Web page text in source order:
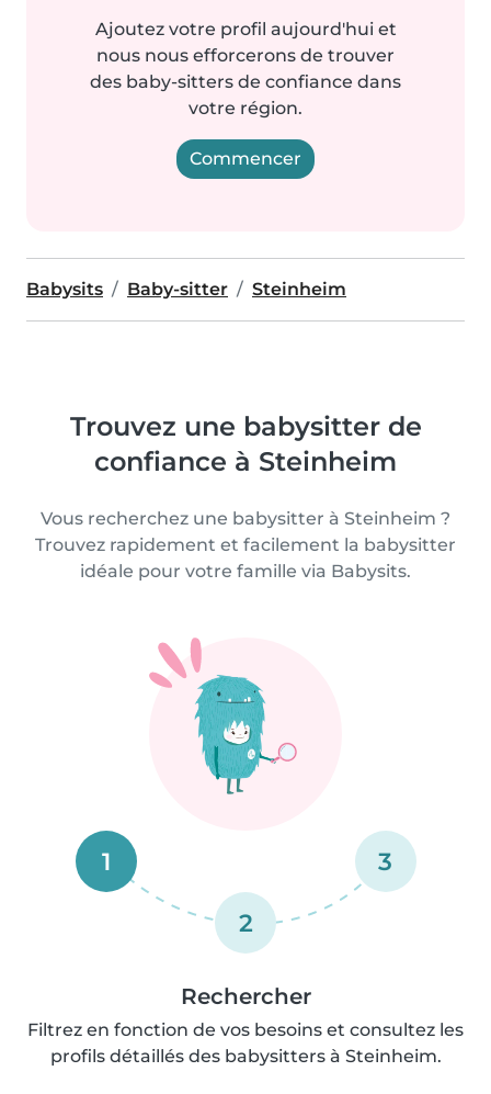
Ajoutez votre profil aujourd'hui et
nous nous efforcerons de trouver
des baby-sitters de confiance dans
votre région.
Commencer
Babysits Baby-sitter Steinheim
Trouvez une babysitter de
confiance à Steinheim
Vous recherchez une babysitter à Steinheim ?
Trouvez rapidement et facilement la babysitter
idéale pour votre famille via Babysits.
1
2
3
Rechercher
Filtrez en fonction de vos besoins et consultez les
profils détaillés des babysitters à Steinheim.